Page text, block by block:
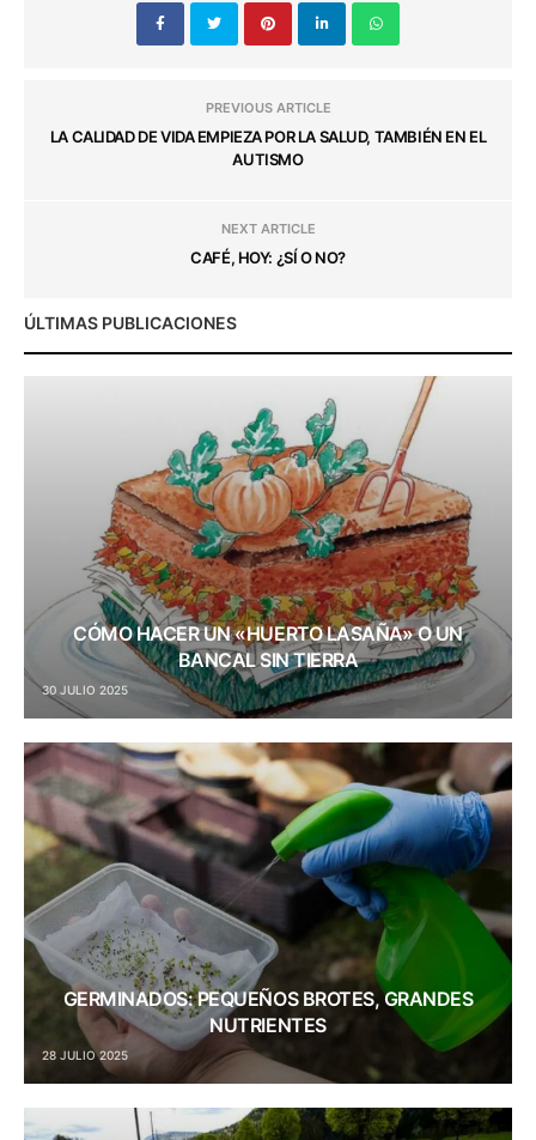
PREVIOUS ARTICLE
LA CALIDAD DE VIDA EMPIEZA POR LA SALUD, TAMBIÉN EN EL
AUTISMO
NEXT ARTICLE
CAFÉ, HOY: ¿SÍ O NO?
ÚLTIMAS PUBLICACIONES
CÓMO HACER UN «HUERTO LASAÑA» O UN
BANCAL SIN TIERRA
30 JULIO 2025
GERMINADOS: PEQUEÑOS BROTES, GRANDES
NUTRIENTES
28 JULIO 2025